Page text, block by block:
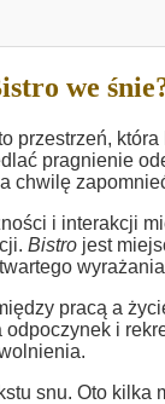
we
przestrzeń,
pragnienie
chwilę
i interakcji
Bistro jest
pracą a
i
snu. Oto kilka